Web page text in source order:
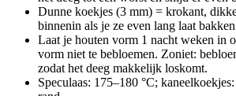
Dunne koekjes (3 mm) = krokant,
binnenin als je ze even lang laat
Laat je houten vorm 1 nacht weken in
vorm niet te bebloemen. Zoniet:
zodat het deeg makkelijk loskomt.
Speculaas: 175–180 °C;